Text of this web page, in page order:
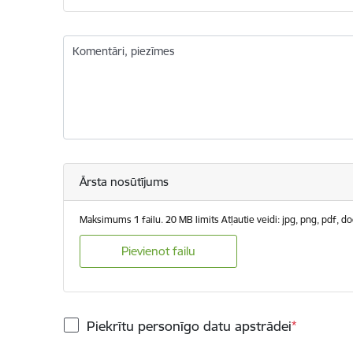
Komentāri, piezīmes
Ārsta nosūtījums
Maksimums 1 failu. 20 MB limits Atļautie veidi: jpg, png, pdf,
Pievienot failu
Piekrītu personīgo datu apstrādei